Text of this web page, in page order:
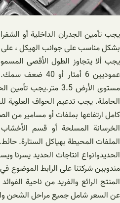
بشكل مناسب على جوانب الهيكل ، على
يجب ألا يتجاوز الطول الأقصى
عموديين 6 أمتار
مستوى الأرض 3.5
الحاملة. يجب تدعيم الحواف العلوية
الخرسانة المسلحة أو قسم
الملفات المحيطة بهياكل الستارة. حائط.
الحدیدوانواع انتاجات الحدید يسرنا
مندوبين شركتنا على الرابط
المنتج الرائع والفريد من ناحية
عن السعر شامل جميع مراحل الشحن